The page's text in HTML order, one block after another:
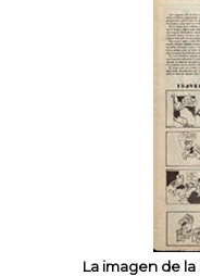
La imagen de